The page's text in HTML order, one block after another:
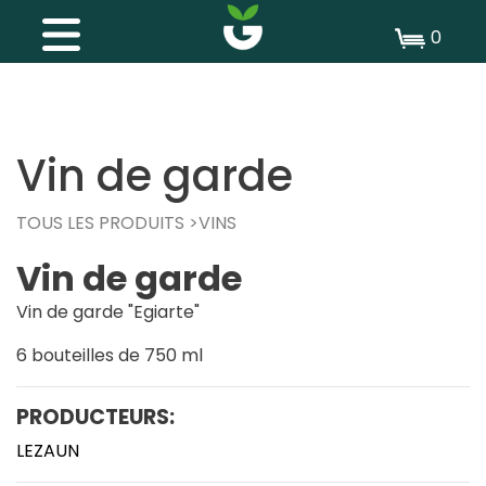
0
Vin de garde
TOUS LES PRODUITS VINS
Vin de garde
Vin de garde "Egiarte"
6 bouteilles de 750 ml
PRODUCTEURS:
LEZAUN